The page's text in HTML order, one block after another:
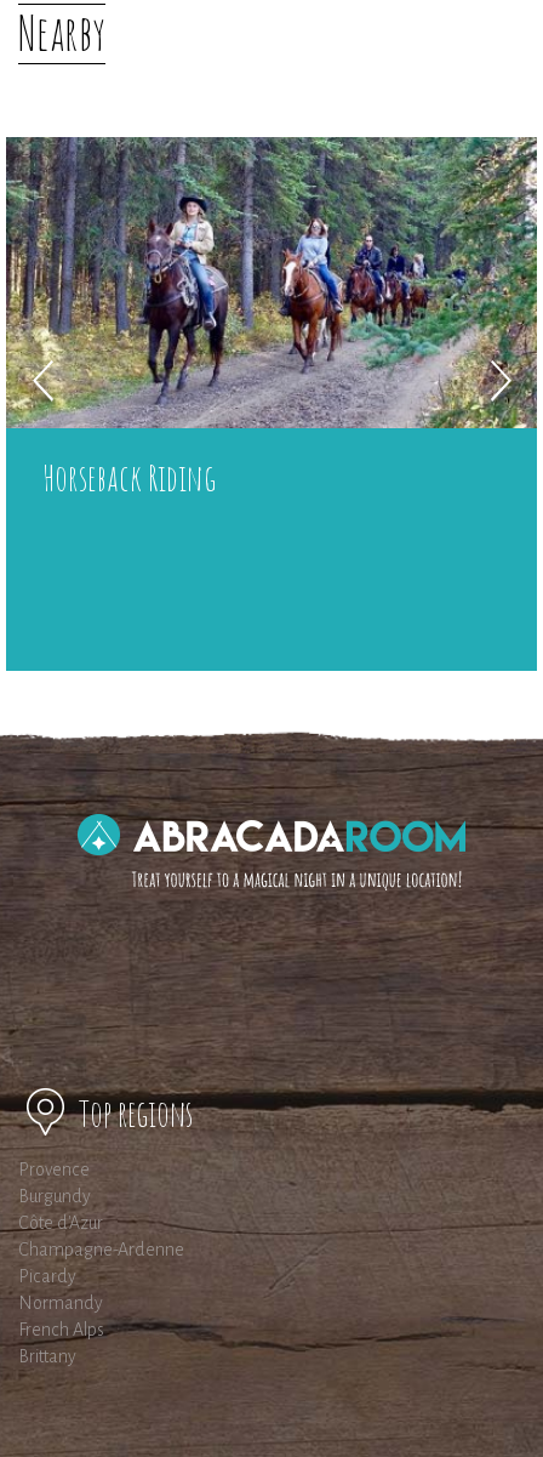
Nearby
Horseback Riding
Top regions
Provence
Burgundy
Côte d'Azur
Champagne-Ardenne
Picardy
Normandy
French Alps
Brittany